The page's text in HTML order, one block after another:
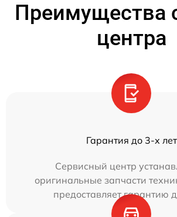
Преимущества
центра
Гарантия до 3-х лет
Сервисный центр
оригинальные запчасти
предоставляет гарантию